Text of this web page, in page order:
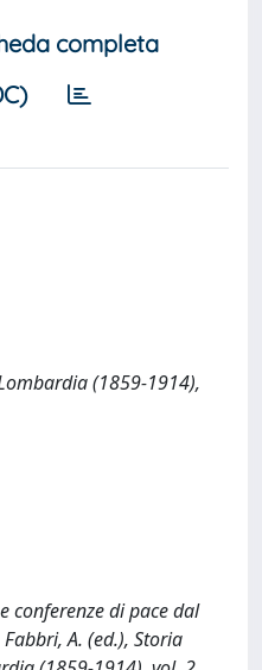
completa
(1859-1914),
conferenze di pace dal
A. (ed.), Storia